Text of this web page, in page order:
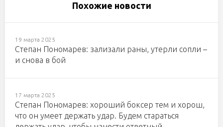
Похожие новости
19 марта 2025
Степан Пономарев: зализали раны, утерли сопли –
и снова в бой
17 марта 2025
Степан Пономарев: хороший боксер тем и хорош,
что он умеет держать удар. Будем стараться